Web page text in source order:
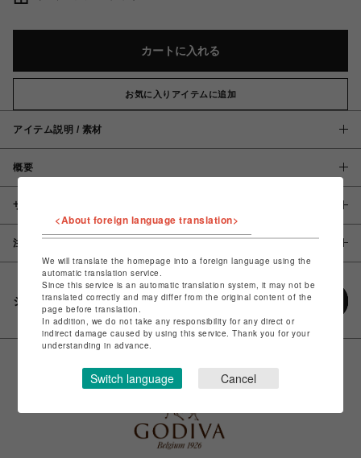
カートに入れる
お気に入りアイテムに追加
アイテム説明 / 素材
概要
サイズ
注意事項
シェアする
<About foreign language translation>
We will translate the homepage into a foreign language using the
automatic translation service.
Since this service is an automatic translation system, it may not be
translated correctly and may differ from the original content of the
page before translation.
In addition, we do not take any responsibility for any direct or
indirect damage caused by using this service. Thank you for your
understanding in advance.
Switch language Cancel